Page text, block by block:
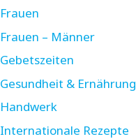
Frauen
Frauen – Männer
Gebetszeiten
Gesundheit & Ernährung
Handwerk
Internationale Rezepte